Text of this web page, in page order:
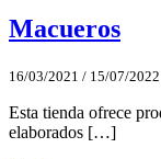
Macueros
16/03/2021 / 15/07/2022
Esta tienda ofrece
elaborados […]